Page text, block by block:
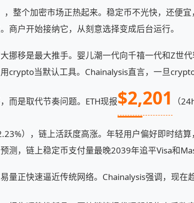
，整个加密市场正热起来。稳定币不光快，还便
商户开始接纳它，从刻意选择变成后台运行。
挪移是最大推手。婴儿潮一代向千禧一代和Z世
crypto当默认工具。Chainalysis直言，一旦
而是取代节奏问题。ETH现报$2,201 （
），链上活跃度高涨。年轻用户偏好即时结
测，链上稳定币支付量最晚2039年追平Visa和
量正快速逼近传统网络。Chainalysis强调，现在